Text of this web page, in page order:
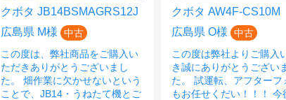
クボタ JB14BSMAGRS12J
広島県 M様
中古
この度は、弊社商品をご購入い
ただきありがとうございまし
た。 畑作業に欠かせないという
ことで、JB14・うねたて機とご
クボタ AW4F-CS10M
広島県 O様
中古
この度は弊社よりご購入
き誠にありがとうござい
た。 試運転、アフターフ
もお任せくだい！！！ 今